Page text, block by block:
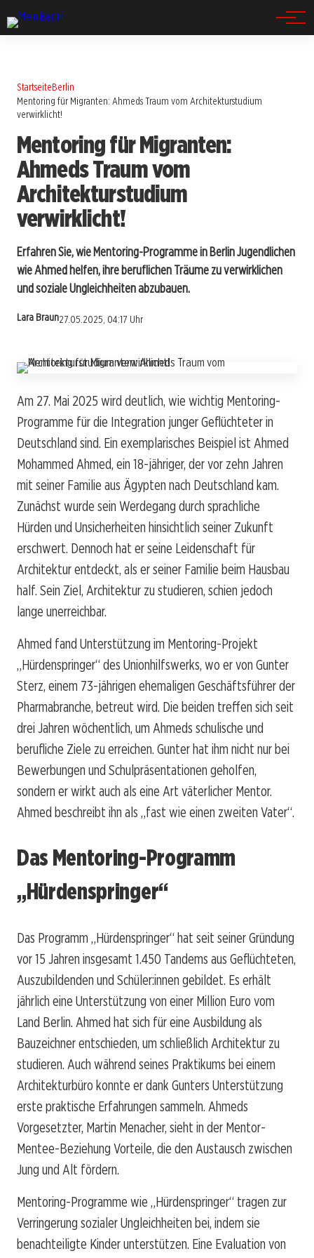
StartseiteBerlin
Mentoring für Migranten: Ahmeds Traum vom Architekturstudium
verwirklicht!
Mentoring für Migranten:
Ahmeds Traum vom
Architekturstudium
verwirklicht!
Erfahren Sie, wie Mentoring-Programme in Berlin Jugendlichen
wie Ahmed helfen, ihre beruflichen Träume zu verwirklichen
und soziale Ungleichheiten abzubauen.
Lara Braun27.05.2025, 04:17 Uhr
Am 27. Mai 2025 wird deutlich, wie wichtig Mentoring-
Programme für die Integration junger Geflüchteter in
Deutschland sind. Ein exemplarisches Beispiel ist Ahmed
Mohammed Ahmed, ein 18-jähriger, der vor zehn Jahren
mit seiner Familie aus Ägypten nach Deutschland kam.
Zunächst wurde sein Werdegang durch sprachliche
Hürden und Unsicherheiten hinsichtlich seiner Zukunft
erschwert. Dennoch hat er seine Leidenschaft für
Architektur entdeckt, als er seiner Familie beim Hausbau
half. Sein Ziel, Architektur zu studieren, schien jedoch
lange unerreichbar.
Ahmed fand Unterstützung im Mentoring-Projekt
„Hürdenspringer“ des Unionhilfswerks, wo er von Gunter
Sterz, einem 73-jährigen ehemaligen Geschäftsführer der
Pharmabranche, betreut wird. Die beiden treffen sich seit
drei Jahren wöchentlich, um Ahmeds schulische und
berufliche Ziele zu erreichen. Gunter hat ihm nicht nur bei
Bewerbungen und Schulpräsentationen geholfen,
sondern er wirkt auch als eine Art väterlicher Mentor.
Ahmed beschreibt ihn als „fast wie einen zweiten Vater“.
Das Mentoring-Programm
„Hürdenspringer“
Das Programm „Hürdenspringer“ hat seit seiner Gründung
vor 15 Jahren insgesamt 1.450 Tandems aus Geflüchteten,
Auszubildenden und Schüler:innen gebildet. Es erhält
jährlich eine Unterstützung von einer Million Euro vom
Land Berlin. Ahmed hat sich für eine Ausbildung als
Bauzeichner entschieden, um schließlich Architektur zu
studieren. Auch während seines Praktikums bei einem
Architekturbüro konnte er dank Gunters Unterstützung
erste praktische Erfahrungen sammeln. Ahmeds
Vorgesetzter, Martin Menacher, sieht in der Mentor-
Mentee-Beziehung Vorteile, die den Austausch zwischen
Jung und Alt fördern.
Mentoring-Programme wie „Hürdenspringer“ tragen zur
Verringerung sozialer Ungleichheiten bei, indem sie
benachteiligte Kinder unterstützen. Eine Evaluation von